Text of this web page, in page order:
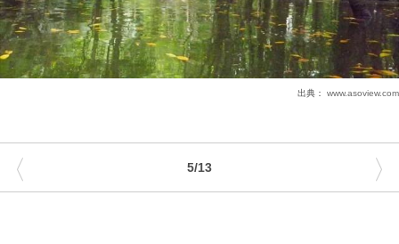
出典： www.asoview.com
5/13
〈 〉